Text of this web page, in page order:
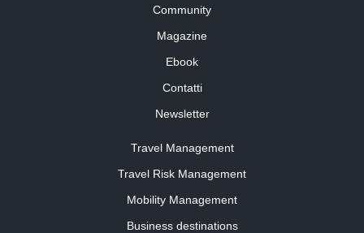
Community
Magazine
Ebook
Contatti
Newsletter
Travel Management
Travel Risk Management
Mobility Management
Business destinations